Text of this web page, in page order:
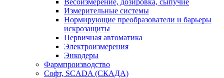
Весоизмерение, дозировка, сыпучие
Измерительные системы
Нормирующие преобразователи и барьеры
искрозащиты
Первичная автоматика
Электроизмерения
Энкодеры
Фармпроизводство
Софт, SCADA (СКАДА)